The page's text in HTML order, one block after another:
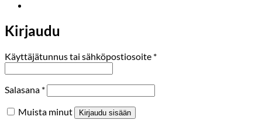
Kirjaudu
Käyttäjätunnus tai sähköpostiosoite *Vaaditaan
Salasana *Vaaditaan
Muista minut Kirjaudu sisään